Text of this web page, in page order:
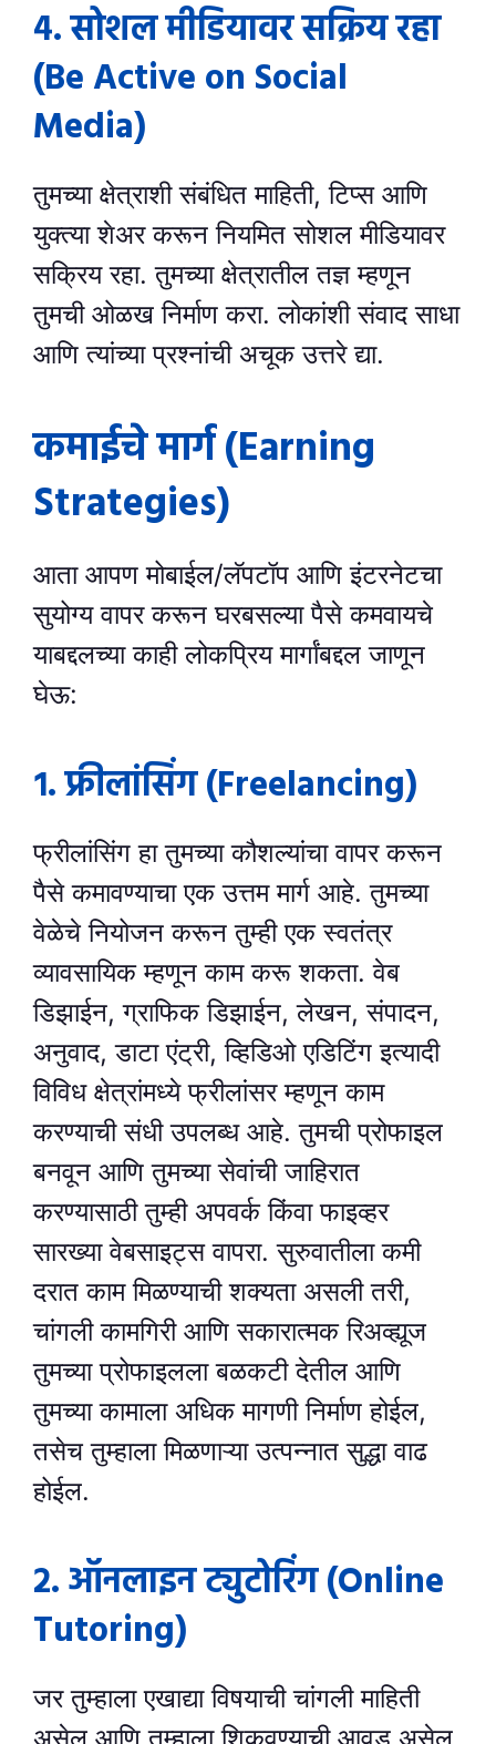
४. सोशल मीडियावर सक्रिय रहा
(Be Active on Social
Media)
तुमच्या क्षेत्राशी संबंधित माहिती, टिप्स आणि
युक्त्या शेअर करून नियमित सोशल मीडियावर
सक्रिय रहा. तुमच्या क्षेत्रातील तज्ञ म्हणून
तुमची ओळख निर्माण करा. लोकांशी संवाद साधा
आणि त्यांच्या प्रश्नांची अचूक उत्तरे द्या.
कमाईचे मार्ग (Earning
Strategies)
आता आपण मोबाईल/लॅपटॉप आणि इंटरनेटचा
सुयोग्य वापर करून घरबसल्या पैसे कमवायचे
याबद्दलच्या काही लोकप्रिय मार्गांबद्दल जाणून
घेऊ:
१. फ्रीलांसिंग (Freelancing)
फ्रीलांसिंग हा तुमच्या कौशल्यांचा वापर करून
पैसे कमावण्याचा एक उत्तम मार्ग आहे. तुमच्या
वेळेचे नियोजन करून तुम्ही एक स्वतंत्र
व्यावसायिक म्हणून काम करू शकता. वेब
डिझाईन, ग्राफिक डिझाईन, लेखन, संपादन,
अनुवाद, डाटा एंट्री, व्हिडिओ एडिटिंग इत्यादी
विविध क्षेत्रांमध्ये फ्रीलांसर म्हणून काम
करण्याची संधी उपलब्ध आहे. तुमची प्रोफाइल
बनवून आणि तुमच्या सेवांची जाहिरात
करण्यासाठी तुम्ही अपवर्क किंवा फाइव्हर
सारख्या वेबसाइट्स वापरा. सुरुवातीला कमी
दरात काम मिळण्याची शक्यता असली तरी,
चांगली कामगिरी आणि सकारात्मक रिअव्ह्यूज
तुमच्या प्रोफाइलला बळकटी देतील आणि
तुमच्या कामाला अधिक मागणी निर्माण होईल,
तसेच तुम्हाला मिळणाऱ्या उत्पन्नात सुद्धा वाढ
होईल.
२. ऑनलाइन ट्युटोरिंग (Online
Tutoring)
जर तुम्हाला एखाद्या विषयाची चांगली माहिती